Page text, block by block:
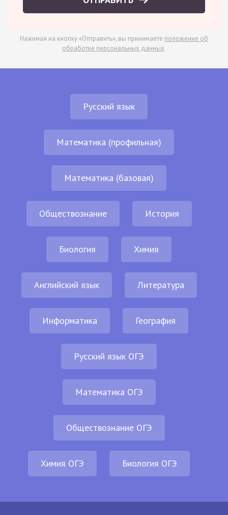
Нажимая на кнопку «Отправить», вы принимаете положение об
обработке персональных данных.
Русский язык
Математика (профильная)
Математика (базовая)
Обществознание История
Биология Химия
Английский язык Литература
Информатика География
Русский язык ОГЭ
Математика ОГЭ
Обществознание ОГЭ
Химия ОГЭ Биология ОГЭ